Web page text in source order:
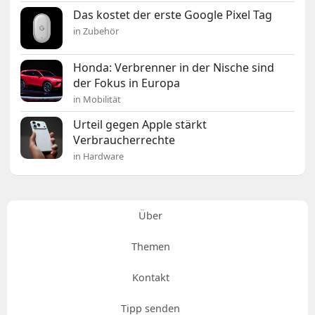
Das kostet der erste Google Pixel Tag
in Zubehör
Honda: Verbrenner in der Nische sind
der Fokus in Europa
in Mobilität
Urteil gegen Apple stärkt
Verbraucherrechte
in Hardware
Über
Themen
Kontakt
Tipp senden